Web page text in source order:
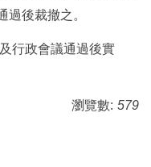
過後裁撤之。
行政會議通過後實
瀏覽數: 579